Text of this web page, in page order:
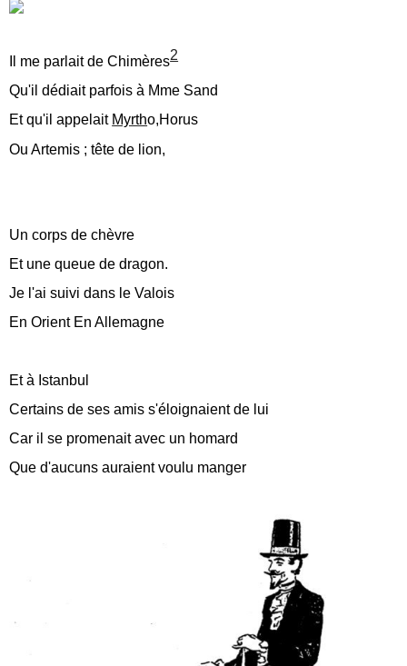
Il me parlait de Chimères2
Qu'il dédiait parfois à Mme Sand
Et qu'il appelait Myrtho,Horus
Ou Artemis ; tête de lion,
Un corps de chèvre
Et une queue de dragon.
Je l'ai suivi dans le Valois
En Orient En Allemagne
Et à Istanbul
Certains de ses amis s'éloignaient de lui
Car il se promenait avec un homard
Que d'aucuns auraient voulu manger